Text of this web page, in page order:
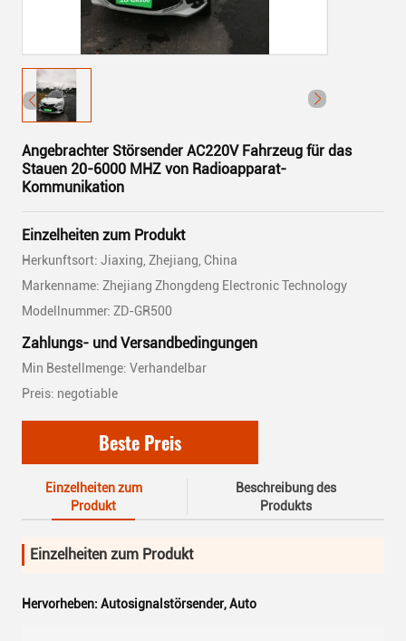
Angebrachter Störsender AC220V Fahrzeug für das
Stauen 20-6000 MHZ von Radioapparat-
Kommunikation
Einzelheiten zum Produkt
Herkunftsort: Jiaxing, Zhejiang, China
Markenname: Zhejiang Zhongdeng Electronic Technology
Modellnummer: ZD-GR500
Zahlungs- und Versandbedingungen
Min Bestellmenge: Verhandelbar
Preis: negotiable
Beste Preis
Einzelheiten zum
Produkt
Beschreibung des
Produkts
Einzelheiten zum Produkt
Hervorheben: Autosignalstörsender,Auto